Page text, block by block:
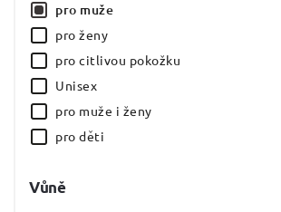
Fenjal
Florena
Frosch
Glysolid
HANSAPLAST
Hidrofugal
Impulse
pro muže
pro ženy
pro citlivou pokožku
Unisex
pro muže i ženy
pro děti
Vůně